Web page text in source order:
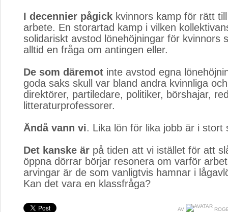
I decennier pågick kvinnors kamp för rätt
arbete. En storartad kamp i vilken
solidariskt avstod lönehöjningar för kvinnors
alltid en fråga om antingen eller.
De som däremot inte avstod egna
goda saks skull var bland andra kvinnliga
direktörer, partiledare, politiker, börshajar,
litteraturprofessorer.
Ändå vann vi. Lika lön för lika jobb är i stort
Det kanske är på tiden att vi istället för att
öppna dörrar börjar resonera om varför
arvingar är de som vanligtvis hamnar i
Kan det vara en klassfråga?
AV